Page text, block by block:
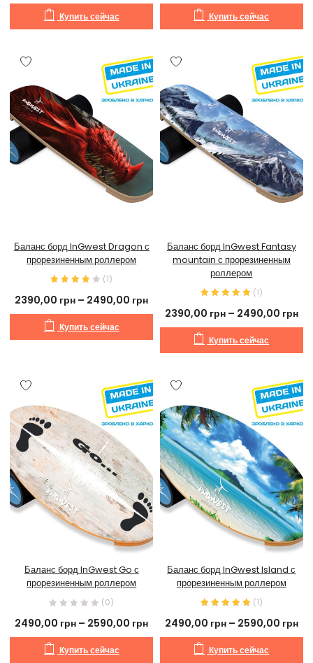
Купить сейчас Купить сейчас
Баланс борд InGwest Dragon с
прорезиненным роллером
(1)
2390,00 грн – 2490,00 грн
Купить сейчас
Баланс борд InGwest Fantasy
mountain с прорезиненным
роллером
(1)
2390,00 грн– 2490,00 грн
Купить сейчас
Баланс борд InGwest Go с
прорезиненным роллером
(0)
2490,00 грн – 2590,00 грн
Купить сейчас
Баланс борд InGwest Island с
прорезиненным роллером
(1)
2490,00 грн– 2590,00 грн
Купить сейчас